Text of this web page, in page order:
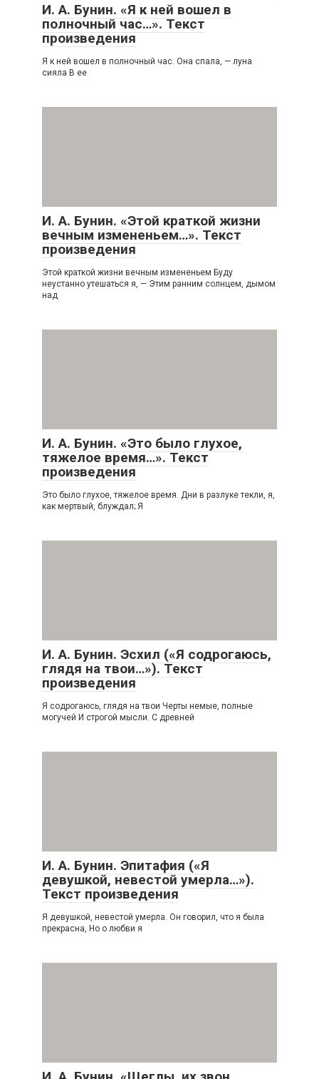
И. А. Бунин. «Я к ней вошел в
полночный час…». Текст
произведения
Я к ней вошел в полночный час. Она спала, — луна
сияла В ее
И. А. Бунин. «Этой краткой жизни
вечным измененьем…». Текст
произведения
Этой краткой жизни вечным измененьем Буду
неустанно утешаться я, — Этим ранним солнцем, дымом
над
И. А. Бунин. «Это было глухое,
тяжелое время…». Текст
произведения
Это было глухое, тяжелое время. Дни в разлуке текли, я,
как мертвый, блуждал; Я
И. А. Бунин. Эсхил («Я содрогаюсь,
глядя на твои…»). Текст
произведения
Я содрогаюсь, глядя на твои Черты немые, полные
могучей И строгой мысли. С древней
И. А. Бунин. Эпитафия («Я
девушкой, невестой умерла…»).
Текст произведения
Я девушкой, невестой умерла. Он говорил, что я была
прекрасна, Но о любви я